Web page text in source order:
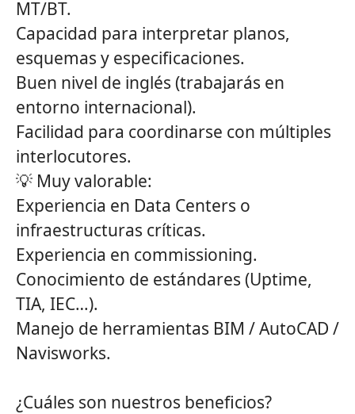
MT/BT.
Capacidad para interpretar planos,
esquemas y especificaciones.
Buen nivel de inglés (trabajarás en
entorno internacional).
Facilidad para coordinarse con múltiples
interlocutores.
💡 Muy valorable:
Experiencia en Data Centers o
infraestructuras críticas.
Experiencia en commissioning.
Conocimiento de estándares (Uptime,
TIA, IEC…).
Manejo de herramientas BIM / AutoCAD /
Navisworks.
¿Cuáles son nuestros beneficios?